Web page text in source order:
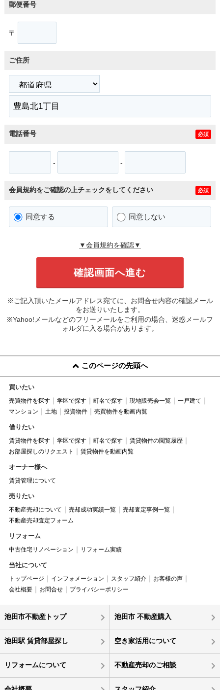
郵便番号
〒
ご住所
電話番号 必須
- -
会員規約をご確認の上チェックをしてください 必須
同意する 同意しない
▼会員規約を確認▼
※ご記入頂いたメールアドレス宛てに、お問合せ内容の確認メール
をお送りいたします。
※Yahoo!メールなどのフリーメールをご利用の場合、迷惑メールフ
ォルダに入る場合があります。
このページの先頭へ
買いたい
売買物件を探す 学区で探す 町名で探す 現地販売会一覧
一戸建て
マンション
土地 投資物件 売買物件を動画内覧
借りたい
賃貸物件を探す 学区で探す 町名で探す
賃貸物件の閲覧履歴
お部屋探しのリクエスト
賃貸物件を動画内覧
オーナー様へ
賃貸管理について
売りたい
不動産売却について 売却成功実績一覧
売却査定事例一覧
不動産売却査定フォーム
リフォーム
中古住宅リノベーション リフォーム実績
当社について
トップページ インフォメーション スタッフ紹介
お客様の声
会社概要
お問合せ プライバシーポリシー
池田市不動産トップ 池田市 不動産購入
池田駅 賃貸部屋探し 空き家活用について
リフォームについて 不動産売却のご相談